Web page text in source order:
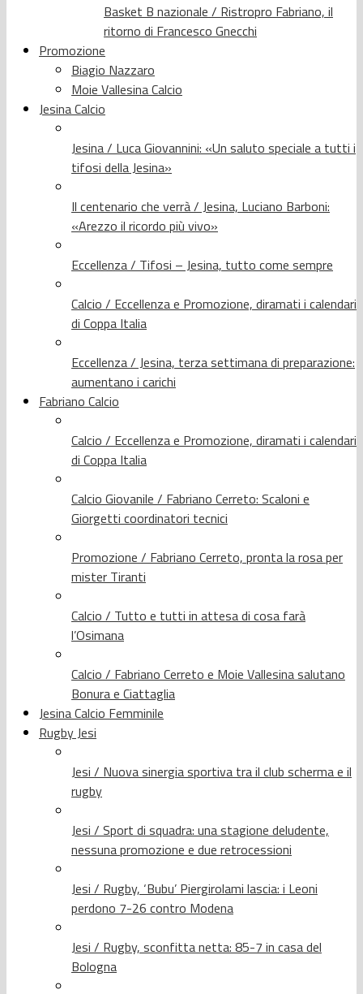
Basket B nazionale / Ristropro Fabriano, il
ritorno di Francesco Gnecchi
Promozione
Biagio Nazzaro
Moie Vallesina Calcio
Jesina Calcio
Jesina / Luca Giovannini: «Un saluto speciale a tutti i
tifosi della Jesina»
Il centenario che verrà / Jesina, Luciano Barboni:
«Arezzo il ricordo più vivo»
Eccellenza / Tifosi – Jesina, tutto come sempre
Calcio / Eccellenza e Promozione, diramati i calendari
di Coppa Italia
Eccellenza / Jesina, terza settimana di preparazione:
aumentano i carichi
Fabriano Calcio
Calcio / Eccellenza e Promozione, diramati i calendari
di Coppa Italia
Calcio Giovanile / Fabriano Cerreto: Scaloni e
Giorgetti coordinatori tecnici
Promozione / Fabriano Cerreto, pronta la rosa per
mister Tiranti
Calcio / Tutto e tutti in attesa di cosa farà
l’Osimana
Calcio / Fabriano Cerreto e Moie Vallesina salutano
Bonura e Ciattaglia
Jesina Calcio Femminile
Rugby Jesi
Jesi / Nuova sinergia sportiva tra il club scherma e il
rugby
Jesi / Sport di squadra: una stagione deludente,
nessuna promozione e due retrocessioni
Jesi / Rugby, ‘Bubu’ Piergirolami lascia: i Leoni
perdono 7-26 contro Modena
Jesi / Rugby, sconfitta netta: 85-7 in casa del
Bologna